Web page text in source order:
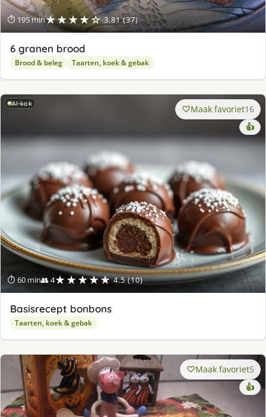
⏱ 195 min★★★★☆ 3.81 (37)
6 granen brood
Brood & beleg Taarten, koek & gebak
AI-kok
⏱ 60 min👥 4★★★★★ 4.5 (10)
Maak favoriet16
👍
Basisrecept bonbons
Taarten, koek & gebak
Maak favoriet5
👍